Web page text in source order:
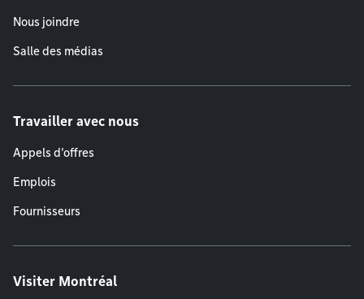
Nous joindre
Salle des médias
Travailler avec nous
Appels d'offres
Emplois
Fournisseurs
Visiter Montréal